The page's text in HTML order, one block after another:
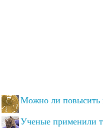
Можно ли повысить
Ученые применили